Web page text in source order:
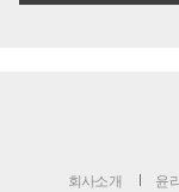
회사소개 윤